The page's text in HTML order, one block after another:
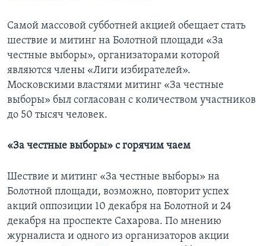
Самой массовой субботней акцией обещает стать
шествие и митинг на Болотной площади «За
честные выборы», организаторами которой
являются члены «Лиги избирателей».
Московскими властями митинг «За честные
выборы» был согласован с количеством участников
до 50 тысяч человек.
«За честные выборы» с горячим чаем
Шествие и митинг «За честные выборы» на
Болотной площади, возможно, повторит успех
акций оппозиции 10 декабря на Болотной и 24
декабря на проспекте Сахарова. По мнению
журналиста и одного из организаторов акции